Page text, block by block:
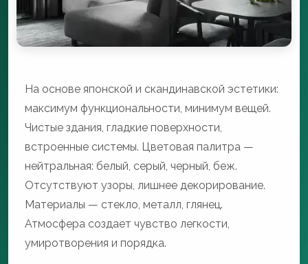
На основе японской и скандинавской эстетики:
максимум функциональности, минимум вещей.
Чистые здания, гладкие поверхности,
встроенные системы. Цветовая палитра —
нейтральная: белый, серый, черный, беж.
Отсутствуют узоры, лишнее декорирование.
Материалы — стекло, металл, глянец.
Атмосфера создает чувство легкости,
умиротворения и порядка.